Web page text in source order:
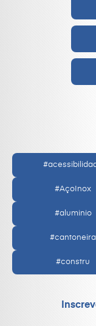
#AçoInox
#aluminio
#cantoneira
#constru